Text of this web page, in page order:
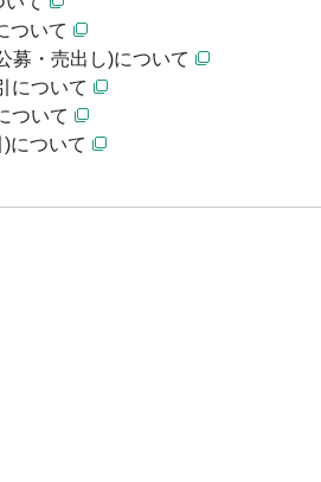
ついて
募・売出し)について
について
ついて
について